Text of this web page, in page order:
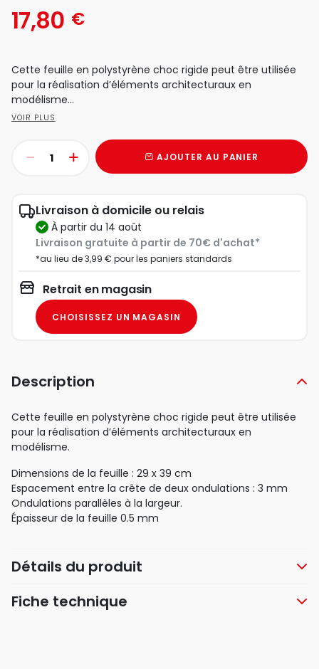
17,80 €
Cette feuille en polystyrène choc rigide peut être utilisée
pour la réalisation d’éléments architecturaux en
modélisme...
VOIR PLUS
AJOUTER AU PANIER
Livraison à domicile ou relais
à partir du 14 août
Livraison gratuite à partir de 70€ d'achat*
*au lieu de 3,99 € pour les paniers standards
Retrait en magasin
CHOISISSEZ UN MAGASIN
Description
Cette feuille en polystyrène choc rigide peut être utilisée
pour la réalisation d’éléments architecturaux en
modélisme.
Dimensions de la feuille : 29 x 39 cm
Espacement entre la crête de deux ondulations : 3 mm
Ondulations parallèles à la largeur.
Épaisseur de la feuille 0.5 mm
Détails du produit
Fiche technique